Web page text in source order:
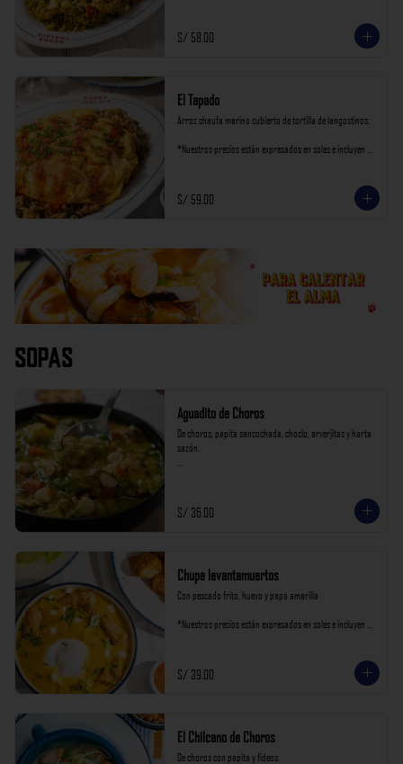
S/ 58.00
El Tapado
Arroz chaufa marino cubierto de tortilla de langostinos.
*Nuestros precios están expresados en soles e incluyen
S/ 59.00
Sopas
Aguadito de Choros
De choros, papita sancochada, choclo, arverjitas y harta
sazón.
S/ 36.00
Chupe levantamuertos
Con pescado frito, huevo y papa amarilla
*Nuestros precios están expresados en soles e incluyen
S/ 39.00
El Chilcano de Choros
De choros con papita y fideos.